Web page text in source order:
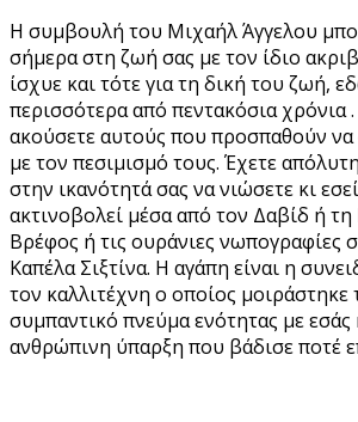
Η συμβουλή του Μιχαήλ Άγγελου
σήμερα στη ζωή σας με τον ίδιο
ίσχυε και τότε για τη δική του ζωή,
περισσότερα από πεντακόσια χρόνια
ακούσετε αυτούς που προσπαθούν
με τον πεσιμισμό τους. Έχετε
στην ικανότητά σας να νιώσετε κι
ακτινοβολεί μέσα από τον Δαβίδ ή
Βρέφος ή τις ουράνιες νωπογραφίες
Καπέλα Σιξτίνα. Η αγάπη είναι η
τον καλλιτέχνη ο οποίος μοιράστηκε
συμπαντικό πνεύμα ενότητας με εσάς
ανθρώπινη ύπαρξη που βάδισε ποτέ